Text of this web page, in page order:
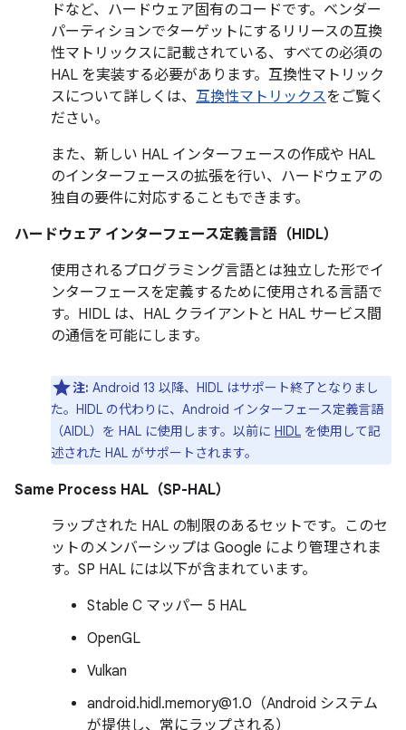
ドなど、ハードウェア固有のコードです。ベンダー
パーティションでターゲットにするリリースの互換
性マトリックスに記載されている、すべての必須の
HAL を実装する必要があります。互換性マトリック
スについて詳しくは、 互換性マトリックスをご覧く
ださい。
また、新しい HAL インターフェースの作成や HAL
のインターフェースの拡張を行い、ハードウェアの
独自の要件に対応することもできます。
ハードウェア インターフェース定義言語（HIDL）
使用されるプログラミング言語とは独立した形でイ
ンターフェースを定義するために使用される言語で
す。HIDL は、HAL クライアントと HAL サービス間
の通信を可能にします。
注: Android 13 以降、HIDL はサポート終了となりまし
た。HIDL の代わりに、Android インターフェース定義言語
（AIDL）を HAL に使用します。以前に HIDL を使用して記
述された HAL がサポートされます。
Same Process HAL（SP-HAL）
ラップされた HAL の制限のあるセットです。このセ
ットのメンバーシップは Google により管理されま
す。SP HAL には以下が含まれています。
Stable C マッパー 5 HAL
OpenGL
Vulkan
android.hidl.memory@1.0（Android システム
が提供し、常にラップされる）